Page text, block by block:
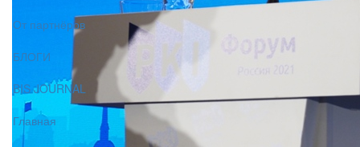
От партнёров
БЛОГИ
BIS JOURNAL
Главная